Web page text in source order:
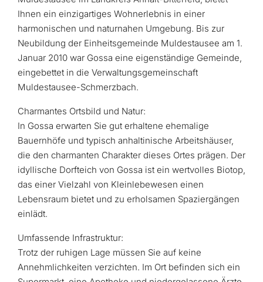
Ihnen ein einzigartiges Wohnerlebnis in einer
harmonischen und naturnahen Umgebung. Bis zur
Neubildung der Einheitsgemeinde Muldestausee am 1.
Januar 2010 war Gossa eine eigenständige Gemeinde,
eingebettet in die Verwaltungsgemeinschaft
Muldestausee-Schmerzbach.
Charmantes Ortsbild und Natur:
In Gossa erwarten Sie gut erhaltene ehemalige
Bauernhöfe und typisch anhaltinische Arbeitshäuser,
die den charmanten Charakter dieses Ortes prägen. Der
idyllische Dorfteich von Gossa ist ein wertvolles Biotop,
das einer Vielzahl von Kleinlebewesen einen
Lebensraum bietet und zu erholsamen Spaziergängen
einlädt.
Umfassende Infrastruktur:
Trotz der ruhigen Lage müssen Sie auf keine
Annehmlichkeiten verzichten. Im Ort befinden sich ein